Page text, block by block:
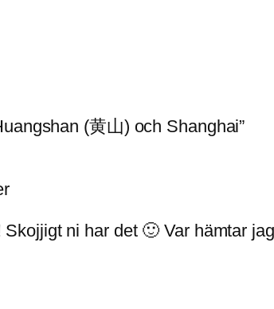
(黄山) och Shanghai”
ni har det 🙂 Var hämtar